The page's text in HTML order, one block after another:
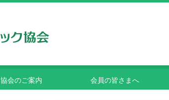
協会のご案内 会員の皆さまへ